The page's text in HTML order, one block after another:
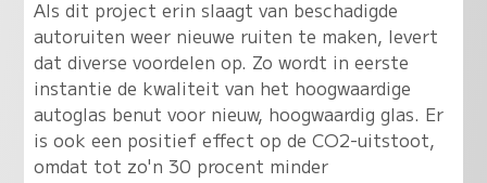
Als dit project erin slaagt van beschadigde
autoruiten weer nieuwe ruiten te maken, levert
dat diverse voordelen op. Zo wordt in eerste
instantie de kwaliteit van het hoogwaardige
autoglas benut voor nieuw, hoogwaardig glas. Er
is ook een positief effect op de CO2-uitstoot,
omdat tot zo'n 30 procent minder